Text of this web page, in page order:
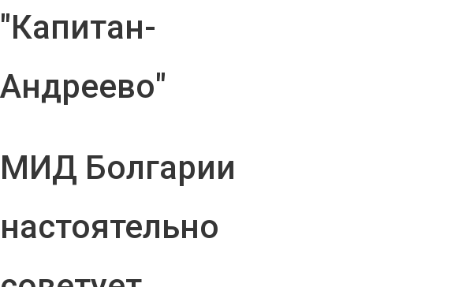
"Капитан-
Андреево"
МИД Болгарии
настоятельно